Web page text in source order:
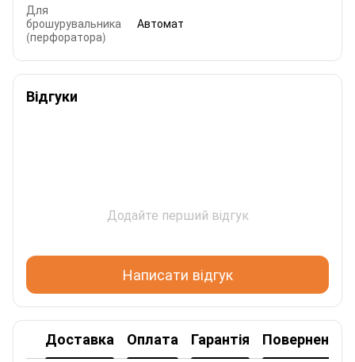
Для
брошурувальника
(перфоратора)
Автомат
Відгуки
Додайте перший відгук
Написати відгук
Доставка Оплата Гарантія Повернення